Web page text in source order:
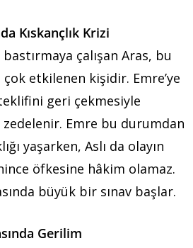
Kıskançlık Krizi
bastırmaya çalışan Aras, bu
etkilenen kişidir. Emre’ye
geri çekmesiyle
Emre bu durumdan
yaşarken, Aslı da olayın
öfkesine hâkim olamaz.
büyük bir sınav başlar.
Gerilim